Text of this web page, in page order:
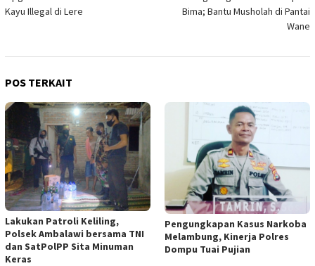
Kayu Illegal di Lere
Bima; Bantu Musholah di Pantai
Wane
POS TERKAIT
Lakukan Patroli Keliling,
Polsek Ambalawi bersama TNI
dan SatPolPP Sita Minuman
Keras
Pengungkapan Kasus Narkoba
Melambung, Kinerja Polres
Dompu Tuai Pujian